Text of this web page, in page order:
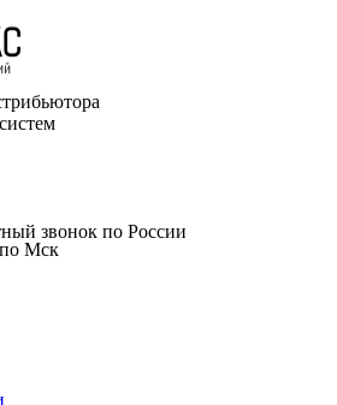
звонок по России
по Мск